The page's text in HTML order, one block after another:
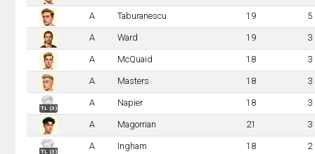
A Taburanescu 19 5
A Ward 19 3
A McQuaid 18 3
A Masters 18 3
TL (3)
A Napier 18 3
A Magorrian 21 3
TL (3)
A Ingham 18 2